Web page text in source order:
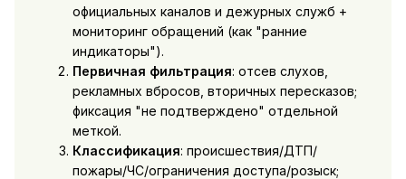
официальных каналов и дежурных служб +
мониторинг обращений (как "ранние
индикаторы").
Первичная фильтрация: отсев слухов,
рекламных вбросов, вторичных пересказов;
фиксация "не подтверждено" отдельной
меткой.
Классификация: происшествия/ДТП/
пожары/ЧС/ограничения доступа/розыск;